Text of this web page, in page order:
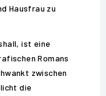
Hausfrau zu
ist eine
Romans
zwischen
die